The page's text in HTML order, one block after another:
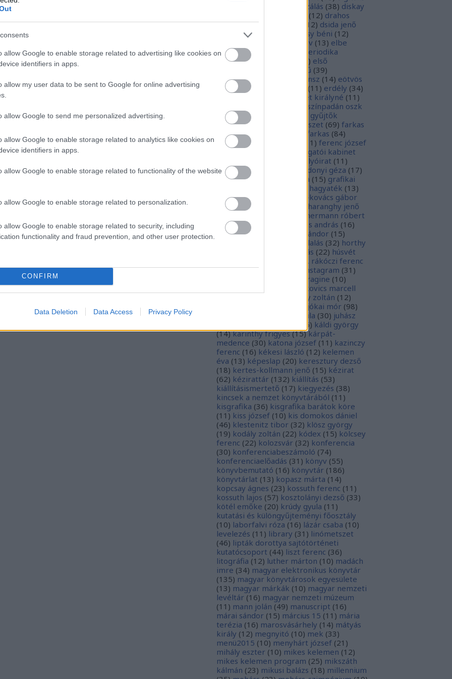
allow Google to enable storage related to advertising like cookies on
identifiers in apps.
allow my user data to be sent to Google for online advertising
allow Google to send me personalized advertising.
allow Google to enable storage related to analytics like cookies on
identifiers in apps.
allow Google to enable storage related to functionality of the website
allow Google to enable storage related to personalization.
allow Google to enable storage related to security, including
functionality and fraud prevention, and other user protection.
CONFIRM
Data Deletion Data Access Privacy Policy
digitalizálás (38) diskay
(12) drahos
istván (20) drótos lászló 12) dsida jenő
dualizmus egressy béni (12)
ekönyv (13) elbe
istván
70
elektronikus periodika
archívum
) első
emlékmű (39)
emlékműrombolás
ensz (14) eötvös
józsef
16 (11 ) erdély (34)
erzsébet királyné (11 )
európa színpadán oszk
29) ex libris
ex libris gyűjtők
gyűjtemények
fametszet (69) farkas
ferenc (12 farkas gábor farkas (84)
fedák sári
11 ) ferenc józsef
főigazgatói kabinet
folyóirat (11 )
galambos ferenc
gárdonyi géza (17)
gondos gábor
grafika (15) grafikai
hagyaték (13)
halász gábor
hamvai-kovács gábor
64 hanvay hajnalka
haranghy jenő
hermann róbert
10) herman ottó hess andrás (16)
hésziodosz
hevesi sándor (15)
honfoglalás (32) horthy
hunyadi mátyás (22) húsvét
ii. rákóczi ferenc
(21) illyés boglárka instagram (31 )
jacobus de voragine (10)
jankovics marcell
jékely zoltán (12)
jókai mór (98)
józsef attila (30) juhász
16) káldi györgy
(14) karinthy frigyes (15) kárpát-
medence (30) katona józsef (11 ) kazinczy
ferenc (16) kékesi lászló (12) kelemen
éva (13) képeslap (20) keresztury dezső
(18) kertes-kollmann jenő (15) kézirat
(62) kézirattár (132) kiállítás (53)
kiállításismertető (17) kiegyezés (38)
kincsek a nemzet könyvtárából (11 )
kisgrafika (36) kisgrafika barátok köre
(11 ) kiss józsef (10) kis domokos dániel
(46) klestenitz tibor (32) klösz györgy
(19) kodály zoltán (22) kódex (15) kölcsey
ferenc (22) kolozsvár (32) konferencia
(30) konferenciabeszámoló (74)
konferenciaelőadás (31 ) könyv (55)
könyvbemutató (16) könyvtár (186)
könyvtárlat (13) kopasz márta (14)
kopcsay ágnes (23) kossuth ferenc (11 )
kossuth lajos (57) kosztolányi dezső (33)
kötél emőke (20) krúdy gyula (11 )
kutatási és különgyűjteményi főosztály
(10) laborfalvi róza (16) lázár csaba (10)
levelezés (11 ) library (31 ) linómetszet
(46) lipták dorottya sajtótörténeti
kutatócsoport (44) liszt ferenc (36)
litográfia (12) luther márton (10) madách
imre (34) magyar elektronikus könyvtár
(135) magyar könyvtárosok egyesülete
(13) magyar márkák (10) magyar nemzeti
levéltár (16) magyar nemzeti múzeum
(11 ) mann jolán (49) manuscript (16)
márai sándor (15) március 15 (11 ) mária
terézia (16) marosvásárhely (14) mátyás
király (12) megnyitó (10) mek (33)
menü2015 (10) menyhárt józsef (21 )
mihály eszter (10) mikes kelemen (12)
mikes kelemen program (25) mikszáth
kálmán (23) mikusi balázs (18) millennium